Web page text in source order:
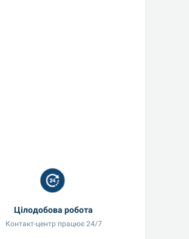
Цілодобова робота
Контакт-центр працює 24/7